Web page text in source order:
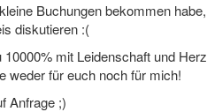
Buchungen bekommen habe,
diskutieren :(
mit Leidenschaft und Herz
weder für euch noch für mich!
Anfrage ;)